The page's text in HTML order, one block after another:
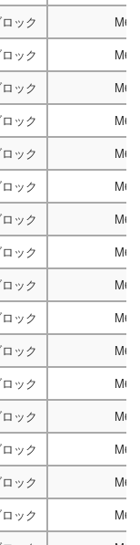
ック
ック
ック
ック
ック
ック
ック
ック
ック
ック
ック
ック
ック
ック
ック
ック